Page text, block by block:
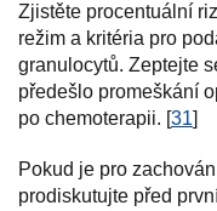
Zjistěte procentuální
režim a kritéria pro
granulocytů. Zeptejte
předešlo promeškání
po chemoterapii. [31]
Pokud je pro
prodiskutujte před